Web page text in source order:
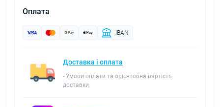
Оплата
IBAN
Доставка і оплата
- Умови оплати та орієнтовна вартість
доставки